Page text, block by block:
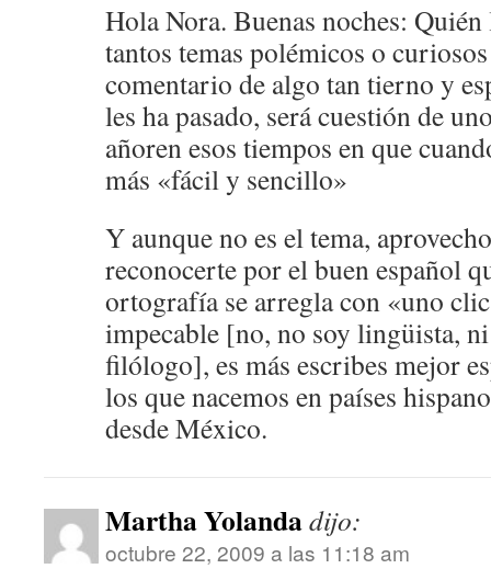
Hola Nora. Buenas noches:
tantos temas polémicos o
comentario de algo tan tierno y
les ha pasado, será cuestión de
añoren esos tiempos en que
más «fácil y sencillo»
Y aunque no es el tema,
reconocerte por el buen español
ortografía se arregla con «uno
impecable [no, no soy lingüista,
filólogo], es más escribes mejor
los que nacemos en países
desde México.
Martha Yolandadijo:
octubre 22, 2009 a las 11:18 am